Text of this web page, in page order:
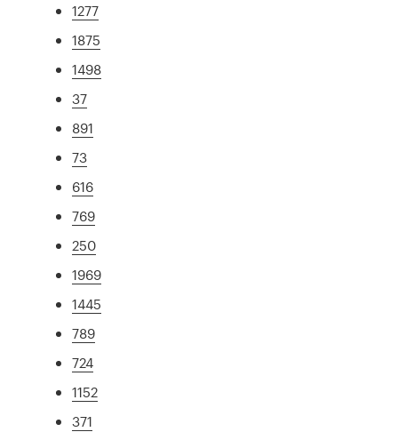
1277
1875
1498
37
891
73
616
769
250
1969
1445
789
724
1152
371